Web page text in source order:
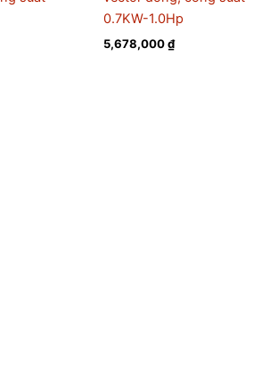
0.7KW-1.0Hp
5,678,000₫